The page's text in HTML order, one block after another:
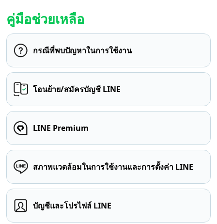
คู่มือช่วยเหลือ
กรณีที่พบปัญหาในการใช้งาน
โอนย้าย/สมัครบัญชี LINE
LINE Premium
สภาพแวดล้อมในการใช้งานและการตั้งค่า LINE
บัญชีและโปรไฟล์ LINE